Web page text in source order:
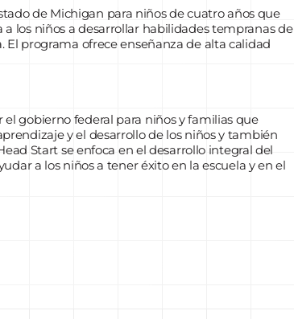
de Michigan para niños de cuatro años que
los niños a desarrollar habilidades tempranas de
El programa ofrece enseñanza de alta calidad
gobierno federal para niños y familias que
y el desarrollo de los niños y también
Start se enfoca en el desarrollo integral del
a los niños a tener éxito en la escuela y en el